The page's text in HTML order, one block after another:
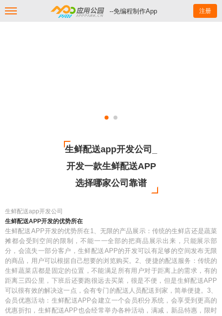
--免编程制作App 注册
生鲜配送app开发公司_
开发一款生鲜配送APP
选择哪家公司靠谱
生鲜配送app开发公司
生鲜配送APP开发的优势所在
生鲜配送APP开发的优势所在1、无限的产品展示：传统的生鲜店还是蔬菜
摊都会受到空间的限制，不能一一全部的把商品展示出来，只能展示部
分，会流失一部分客户，生鲜配送APP的开发可以有足够的空间发布无限
的商品，用户可以根据自己想要的浏览购买。2、便捷的配送服务：传统的
生鲜蔬菜店都是固定的位置，不能满足所有用户对于距离上的需求，有的
距离三四公里，下班后还要跑很远去买菜，很是不便，但是生鲜配送APP
可以很有效的解决这一点，会有专门的配送人员配送到家，简单便捷。3、
会员优惠活动：生鲜配送APP会建立一个会员积分系统，会享受到更高的
优惠折扣，生鲜配送APP也会经常举办各种活动，满减，新品特惠，限时